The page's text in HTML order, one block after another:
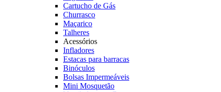
Cartucho de Gás
Churrasco
Maçarico
Talheres
Acessórios
Infladores
Estacas para barracas
Binóculos
Bolsas Impermeáveis
Mini Mosquetão